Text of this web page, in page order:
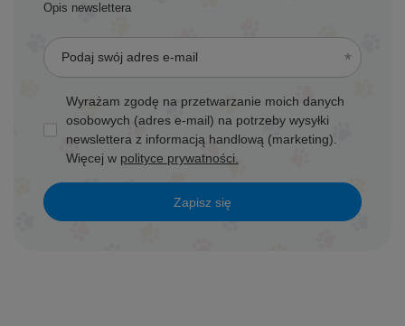
Opis newslettera
Podaj swój adres e-mail
Wyrażam zgodę na przetwarzanie moich danych
osobowych (adres e-mail) na potrzeby wysyłki
newslettera z informacją handlową (marketing).
Więcej w polityce prywatności.
Zapisz się